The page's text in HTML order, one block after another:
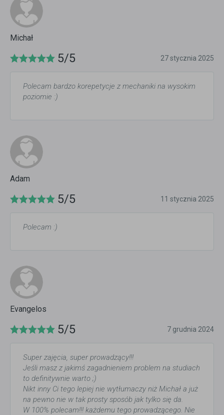
Michał
5/5 27 stycznia 2025
Polecam bardzo korepetycje z mechaniki na wysokim
poziomie :)
Adam
5/5 11 stycznia 2025
Polecam :)
Evangelos
5/5 7 grudnia 2024
Super zajęcia, super prowadzący!!!
Jeśli masz z jakimś zagadnieniem problem na studiach
to definitywnie warto ;)
Nikt inny Ci tego lepiej nie wytłumaczy niż Michał a już
na pewno nie w tak prosty sposób jak tylko się da.
W 100% polecam!!! każdemu tego prowadzącego. Nie